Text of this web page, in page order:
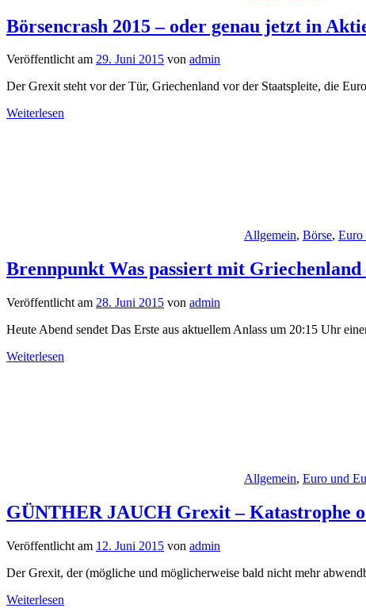
Börsencrash 2015 – oder genau jetzt in
Veröffentlicht am 29. Juni 2015 von admin
Der Grexit steht vor der Tür, Griechenland vor der Staatspleite, die
Weiterlesen
Allgemein, Börse, Euro
Brennpunkt Was passiert mit
Veröffentlicht am 28. Juni 2015 von admin
Heute Abend sendet Das Erste aus aktuellem Anlass um 20:15 Uhr
Weiterlesen
Allgemein, Euro und
GÜNTHER JAUCH Grexit – Katastrophe
Veröffentlicht am 12. Juni 2015 von admin
Der Grexit, der (mögliche und möglicherweise bald nicht mehr
Weiterlesen